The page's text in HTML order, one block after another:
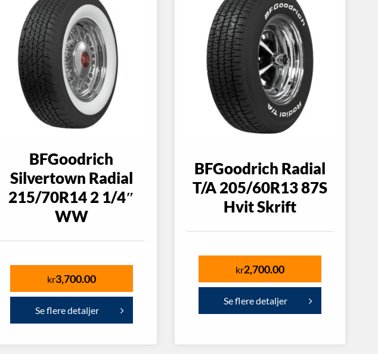
BFGoodrich
Silvertown Radial
215/70R14 2 1/4″
WW
kr3,700.00
Se flere detaljer
BFGoodrich Radial
T/A 205/60R13 87S
Hvit Skrift
kr2,700.00
Se flere detaljer